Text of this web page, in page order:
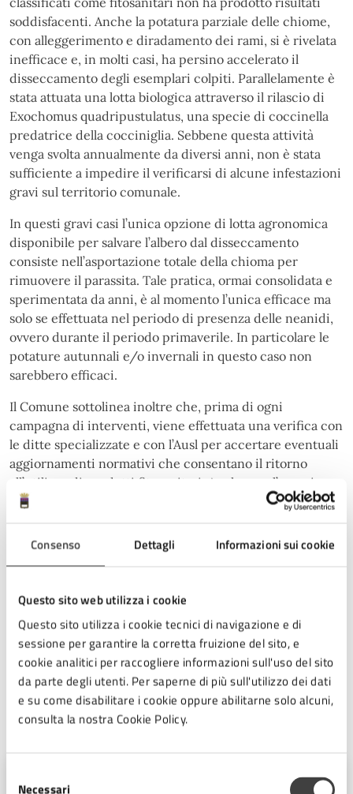
Consenso Dettagli Informazioni sui cookie
Questo sito web utilizza i cookie
Questo sito utilizza i cookie tecnici di navigazione e di
sessione per garantire la corretta fruizione del sito, e
cookie analitici per raccogliere informazioni sull'uso del sito
da parte degli utenti. Per saperne di più sull'utilizzo dei dati
e su come disabilitare i cookie oppure abilitarne solo alcuni,
consulta la nostra Cookie Policy.
Necessari
soddisfacenti. Anche la potatura parziale delle chiome,
con alleggerimento e diradamento dei rami, si è rivelata
inefficace e, in molti casi, ha persino accelerato il
disseccamento degli esemplari colpiti. Parallelamente è
stata attuata una lotta biologica attraverso il rilascio di
Exochomus quadripustulatus, una specie di coccinella
predatrice della cocciniglia. Sebbene questa attività
venga svolta annualmente da diversi anni, non è stata
sufficiente a impedire il verificarsi di alcune infestazioni
gravi sul territorio comunale.
In questi gravi casi l’unica opzione di lotta agronomica
disponibile per salvare l’albero dal disseccamento
consiste nell’asportazione totale della chioma per
rimuovere il parassita. Tale pratica, ormai consolidata e
sperimentata da anni, è al momento l’unica efficace ma
solo se effettuata nel periodo di presenza delle neanidi,
ovvero durante il periodo primaverile. In particolare le
potature autunnali e/o invernali in questo caso non
sarebbero efficaci.
Il Comune sottolinea inoltre che, prima di ogni
campagna di interventi, viene effettuata una verifica con
le ditte specializzate e con l’Ausl per accertare eventuali
aggiornamenti normativi che consentano il ritorno
all’utilizzo di prodotti fitosanitari. Anche per l’anno in
corso la verifica ha confermato l’impossibilità di
rispetto del periodo di nidificazione dell’avifauna, viene
precisato che le ditte incaricate hanno l’obbligo di
di procedere con potature o abbattimenti. Qualora
essere immediatamente sospese e devono essere
informate le associazioni competenti per la tutela degli
uccelli, oltre alla committenza pubblica.
A cura di
Ufficio Stampa